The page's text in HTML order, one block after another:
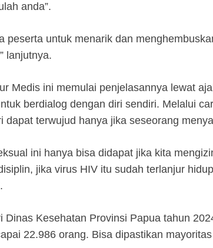
anda”.
peserta untuk menarik dan
lanjutnya.
Medis ini memulai penjelasannya lewat
berdialog dengan diri sendiri. Melalui
dapat terwujud hanya jika seseorang
ini hanya bisa didapat jika kita
jika virus HIV itu sudah terlanjur
Dinas Kesehatan Provinsi Papua tahun
22.986 orang. Bisa dipastikan